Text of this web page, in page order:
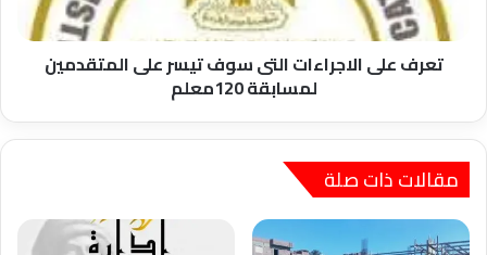
المتقدمين
لمسابقة
تعرف على الاجراءات التى سوف تيسر على المتقدمين
لمسابقة 120معلم
مقالات ذات صلة